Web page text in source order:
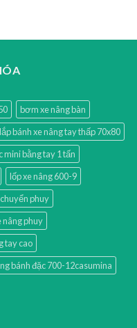
bơm xe nâng bàn
bánh xe nâng tay thấp 70x80
mini bằng tay 1 tấn
lốp xe nâng 600-9
phuy
nâng phuy
tay cao
bánh đặc 700-12casumina